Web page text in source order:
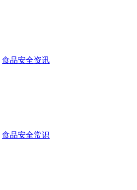
食品安全资讯
食品安全常识